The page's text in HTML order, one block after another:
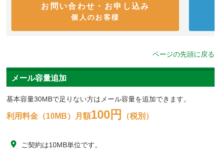
お問い合わせ・お申し込み
個人のお客様
ページの先頭に戻る
メール容量追加
基本容量30MBで足りない方はメール容量を追加できます。
利用料金（10MB）月額100円 （税別）
ご契約は10MB単位です。